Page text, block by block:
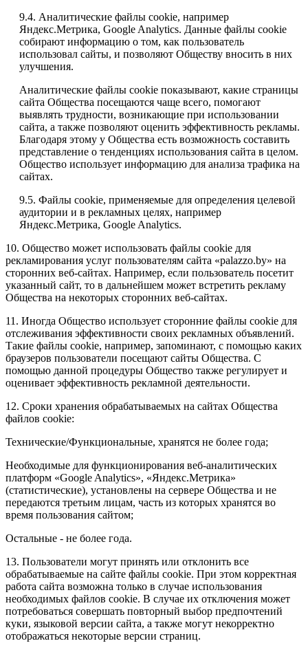
9.4. Аналитические файлы cookie, например
Яндекс.Метрика, Google Analytics. Данные файлы cookie
собирают информацию о том, как пользователь
использовал сайты, и позволяют Обществу вносить в них
улучшения.
Аналитические файлы cookie показывают, какие страницы
сайта Общества посещаются чаще всего, помогают
выявлять трудности, возникающие при использовании
сайта, а также позволяют оценить эффективность рекламы.
Благодаря этому у Общества есть возможность составить
представление о тенденциях использования сайта в целом.
Общество использует информацию для анализа трафика на
сайтах.
9.5. Файлы cookie, применяемые для определения целевой
аудитории и в рекламных целях, например
Яндекс.Метрика, Google Analytics.
10. Общество может использовать файлы cookie для
рекламирования услуг пользователям сайта «palazzo.by» на
сторонних веб-сайтах. Например, если пользователь посетит
указанный сайт, то в дальнейшем может встретить рекламу
Общества на некоторых сторонних веб-сайтах.
11. Иногда Общество использует сторонние файлы cookie для
отслеживания эффективности своих рекламных объявлений.
Такие файлы cookie, например, запоминают, с помощью каких
браузеров пользователи посещают сайты Общества. С
помощью данной процедуры Общество также регулирует и
оценивает эффективность рекламной деятельности.
12. Сроки хранения обрабатываемых на сайтах Общества
файлов cookie:
Технические/Функциональные, хранятся не более года;
Необходимые для функционирования веб-аналитических
платформ «Google Analytics», «Яндекс.Метрика»
(статистические), установлены на сервере Общества и не
передаются третьим лицам, часть из которых хранятся во
время пользования сайтом;
Остальные - не более года.
13. Пользователи могут принять или отклонить все
обрабатываемые на сайте файлы cookie. При этом корректная
работа сайта возможна только в случае использования
необходимых файлов cookie. В случае их отключения может
потребоваться совершать повторный выбор предпочтений
куки, языковой версии сайта, а также могут некорректно
отображаться некоторые версии страниц.